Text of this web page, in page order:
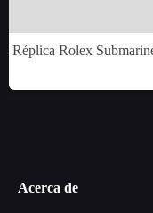
Réplica Rolex
Acerca de